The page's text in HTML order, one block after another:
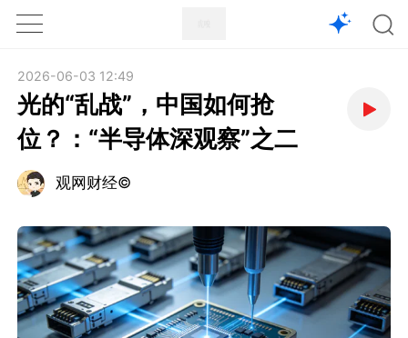
1X
2026-06-03 12:49
光的“乱战”，中国如何抢
位？：“半导体深观察”之二
观网财经©